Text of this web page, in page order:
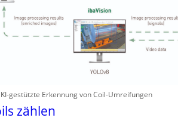
KI-gestützte Erkennung von Coil-Umreifungen
zählen